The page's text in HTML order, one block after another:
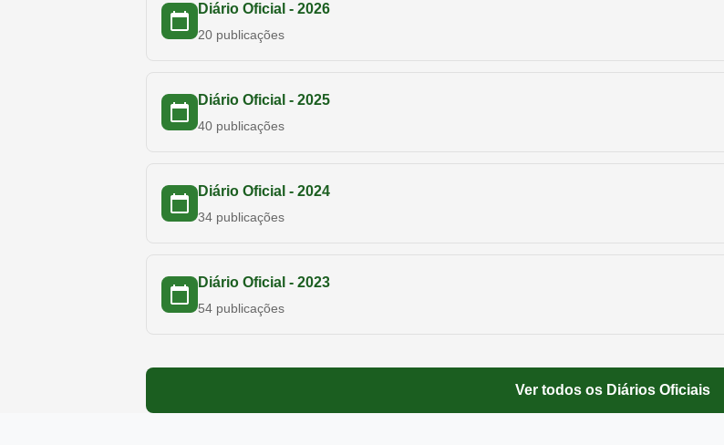
Diário Oficial - 2026
20 publicações
Diário Oficial - 2025
40 publicações
Diário Oficial - 2024
34 publicações
Diário Oficial - 2023
54 publicações
Ver todos os Diários Oficiais